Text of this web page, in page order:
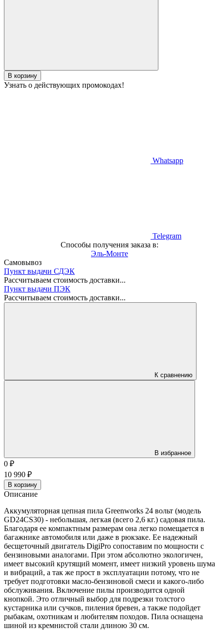
В корзину
Узнать о действующих промокодах!
Whatsapp
Telegram
Способы получения заказа в:
Эль-Монте
Самовывоз
Пункт выдачи СДЭК
Рассчитываем стоимость доставки...
Пункт выдачи ПЭК
Рассчитываем стоимость доставки...
К сравнению
В избранное
0 ₽
10 990 ₽
В корзину
Описание
Аккумуляторная цепная пила Greenworks 24 вольт (модель
GD24CS30) - небольшая, легкая (всего 2,6 кг.) садовая пила.
Благодаря ее компактным размерам она легко помещается в
багажнике автомобиля или даже в рюкзаке. Ее надежный
бесщеточный двигатель DigiPro сопоставим по мощности с
бензиновыми аналогами. При этом абсолютно экологичен,
имеет высокий крутящий момент, имеет низкий уровень шума
и вибраций, а так же прост в эксплуатации потому, что не
требует подготовки масло-бензиновой смеси и какого-либо
обслуживания. Включение пилы производится одной
кнопкой. Это отличный выбор для подрезки толстого
кустарника или сучков, пиления бревен, а также подойдет
рыбакам, охотникам и любителям походов. Пила оснащена
шиной из кремнистой стали длиною 30 см.